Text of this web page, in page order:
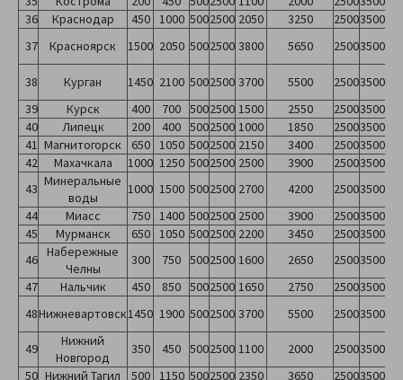
36
Краснодар 450 1000 5002500 2050 3250 25003500
37
Красноярск 1500 2050 5002500 3800 5650 25003500
38 Курган 1450 2100 5002500 3700 5500 25003500
39
Курск 400 700 5002500 1500 2550 25003500
40
Липецк 200 400 5002500 1000 1850 25003500
41 Магнитогорск 650 1050 5002500 2150 3400 25003500
42
Махачкала 1000 1250 5002500 2500 3900 25003500
43 Минеральные
воды
1000 1500 5002500 2700 4200 25003500
44
Миасс 750 1400 5002500 2500 3900 25003500
45
Мурманск 650 1050 5002500 2200 3450 25003500
46 Набережные
Челны
300 750 5002500 1600 2650 25003500
47
Нальчик 450 850 5002500 1650 2750 25003500
48Нижневартовск1450 1900 5002500 3700 5500 25003500
49
Нижний
Новгород
350 450 5002500 1100 2000 25003500
50 Нижний Тагил 500 1150 5002500 2350 3650 25003500